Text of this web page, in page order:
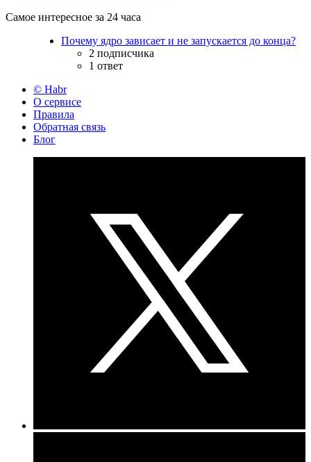
Самое интересное за 24 часа
Почему ядро зависает и не запускается до конца?
2 подписчика
1 ответ
© Habr
О сервисе
Правила
Обратная связь
Блог